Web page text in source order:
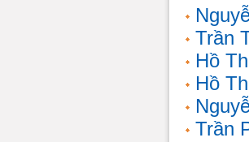
Trần
Hồ
Hồ
Trần